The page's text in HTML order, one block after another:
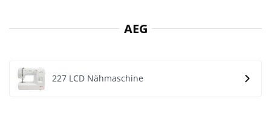
AEG
227 LCD Nähmaschine